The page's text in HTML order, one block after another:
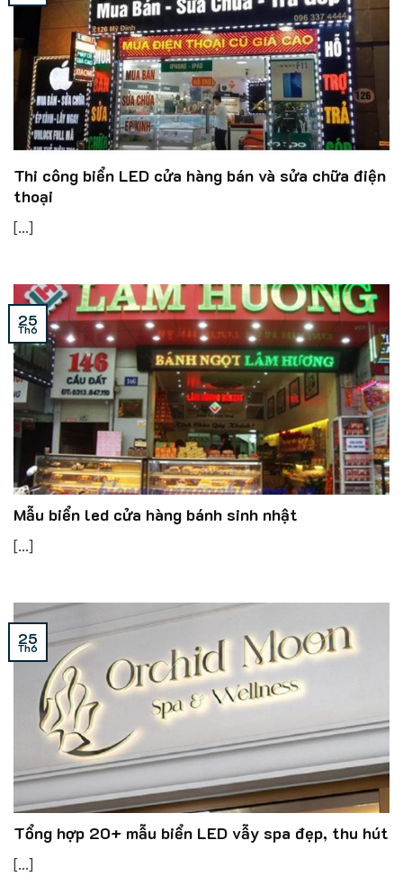
Thi công biển LED cửa hàng bán và sửa chữa điện
thoại
[...]
Mẫu biển led cửa hàng bánh sinh nhật
[...]
25
Th6
Tổng hợp 20+ mẫu biển LED vẫy spa đẹp, thu hút
[...]
25
Th6